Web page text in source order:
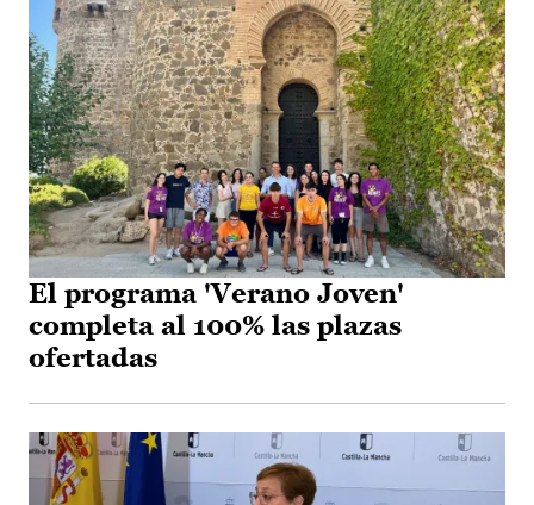
El programa 'Verano Joven'
completa al 100% las plazas
ofertadas